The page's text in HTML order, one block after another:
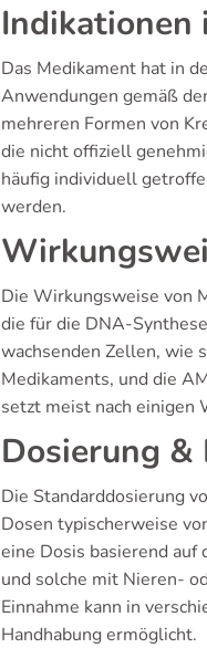
Indikationen
Das Medikament hat in
Anwendungen gemäß
mehreren Formen von
die nicht offiziell
häufig individuell
werden.
Die Wirkungsweise von
die für die DNA-
wachsenden Zellen, wie
Medikaments, und die
setzt meist nach einigen
Dosierung &
Die Standarddosierung
Dosen typischerweise
eine Dosis basierend
und solche mit Nieren-
Einnahme kann in
Handhabung ermöglicht.